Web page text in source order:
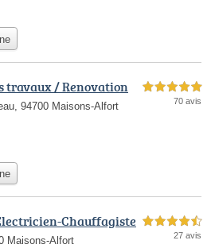
travaux / Renovation
94700 Maisons-Alfort
5,0 étoiles sur 5
70 avis
Chauffagiste
Maisons-Alfort
4,5 étoiles sur 5
27 avis